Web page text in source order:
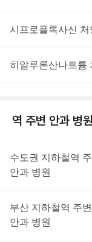
시프로플록사신
히알루론산나트륨
역 주변 안과 병
수도권 지하철역
안과 병원
부산 지하철역 주변
안과 병원